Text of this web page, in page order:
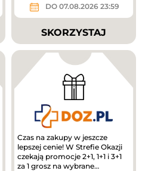
DO 07.08.2026 23:59
SKORZYSTAJ
Czas na zakupy w jeszcze
lepszej cenie! W Strefie Okazji
czekają promocje 2+1, 1+1 i 3+1
za 1 grosz na wybrane